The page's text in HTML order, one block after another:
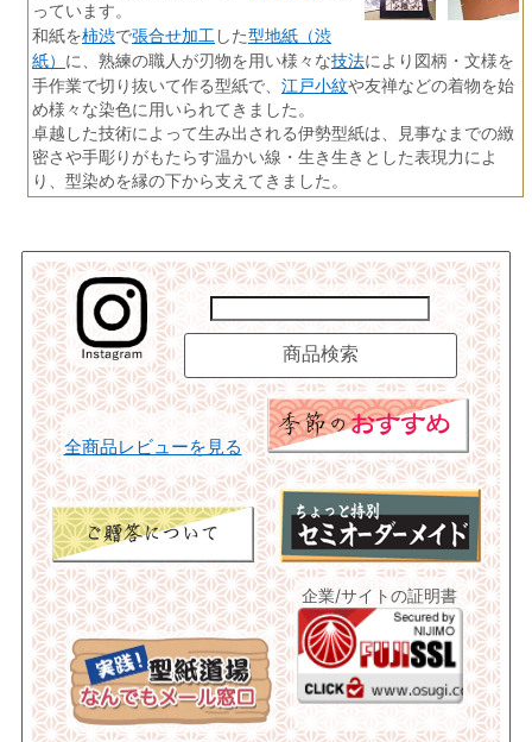
っています。
和紙を柿渋で張合せ加工 した型地紙（渋
紙） に、熟練の職人が刃物を用い様々な技法により図柄・文様を
手作業で切り抜いて作る型紙で、 江戸小紋や友禅などの着物を始
め様々な染色に用いられてきました。
卓越した技術によって生み出される伊勢型紙は、見事なまでの緻
密さや手彫りがもたらす温かい線・生き生きとした表現力によ
り、型染めを縁の下から支えてきました。
全商品レビューを見る
企業/サイトの証明書